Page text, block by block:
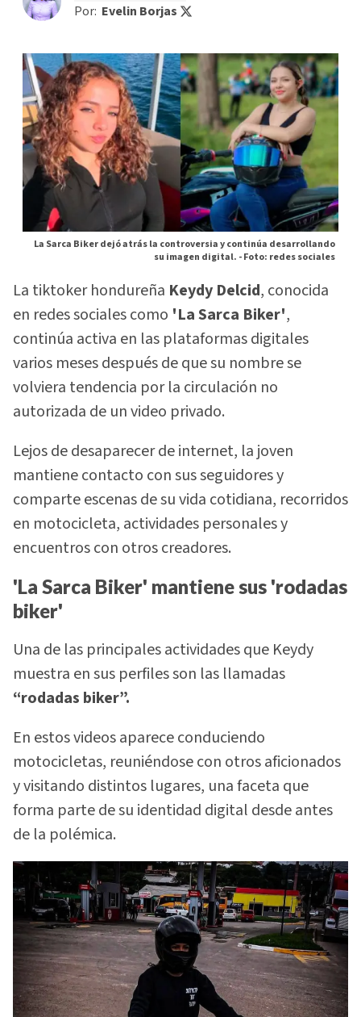
Por: Evelin Borjas
La Sarca Biker dejó atrás la controversia y continúa desarrollando
su imagen digital. -Foto: redes sociales
La tiktoker hondureña Keydy Delcid, conocida
en redes sociales como 'La Sarca Biker',
continúa activa en las plataformas digitales
varios meses después de que su nombre se
volviera tendencia por la circulación no
autorizada de un video privado.
Lejos de desaparecer de internet, la joven
mantiene contacto con sus seguidores y
comparte escenas de su vida cotidiana, recorridos
en motocicleta, actividades personales y
encuentros con otros creadores.
'La Sarca Biker' mantiene sus 'rodadas
biker'
Una de las principales actividades que Keydy
muestra en sus perfiles son las llamadas
“rodadas biker”.
En estos videos aparece conduciendo
motocicletas, reuniéndose con otros aficionados
y visitando distintos lugares, una faceta que
forma parte de su identidad digital desde antes
de la polémica.